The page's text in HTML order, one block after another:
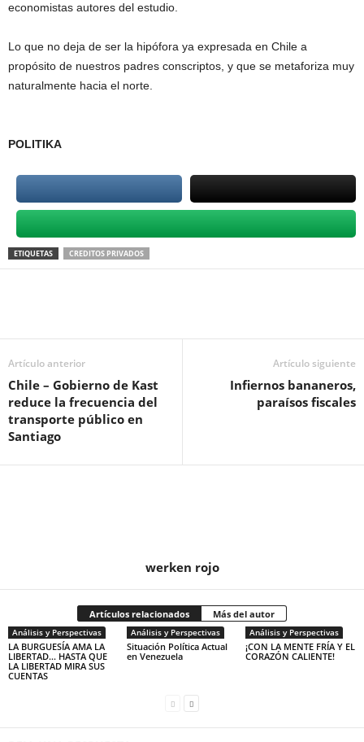
economistas autores del estudio.
Lo que no deja de ser la hipófora ya expresada en Chile a
propósito de nuestros padres conscriptos, y que se metaforiza muy
naturalmente hacia el norte.
POLITIKA
ETIQUETAS CREDITOS PRIVADOS
Artículo anterior
Chile – Gobierno de Kast
reduce la frecuencia del
transporte público en
Santiago
Artículo siguiente
Infiernos bananeros,
paraísos fiscales
werken rojo
Artículos relacionados Más del autor
Análisis y Perspectivas
LA BURGUESÍA AMA LA
LIBERTAD… HASTA QUE
LA LIBERTAD MIRA SUS
CUENTAS
Análisis y Perspectivas
Situación Política Actual
en Venezuela
Análisis y Perspectivas
¡CON LA MENTE FRÍA Y EL
CORAZÓN CALIENTE!